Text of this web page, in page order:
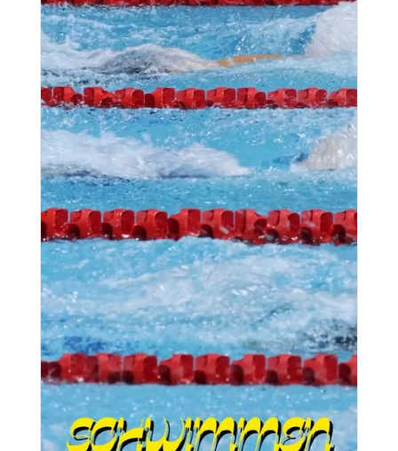
Unser Wasserangebot
→ Schwimmen
Also rein ins Wasser und los 💦
#roadto2000 #vereinsliebe #teamgefühl
#scuemlichheim